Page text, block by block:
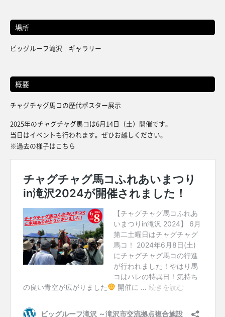
場所
ビッグルーフ滝沢 ギャラリー
概要
チャグチャグ馬コの歴代ポスター展示
2025年のチャグチャグ馬コは6月14日（土）開催です。
当日はイベントも行われます。ぜひお越しください。
※過去の様子はこちら